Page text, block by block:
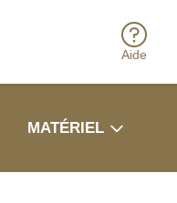
Aide
MATÉRIEL